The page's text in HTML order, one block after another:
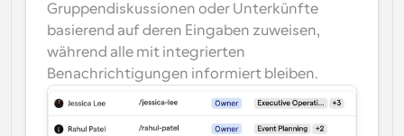
Gruppendiskussionen oder Unterkünfte
basierend auf deren Eingaben zuweisen,
während alle mit integrierten
Benachrichtigungen informiert bleiben.